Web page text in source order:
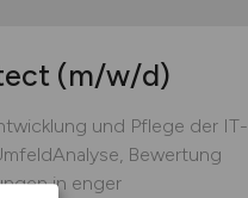
(m/w/d)
und Pflege der IT-
Bewertung
in enger